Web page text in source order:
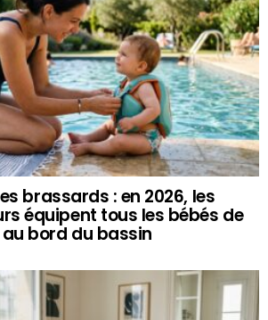
brassards : en 2026, les
équipent tous les bébés de
bord du bassin